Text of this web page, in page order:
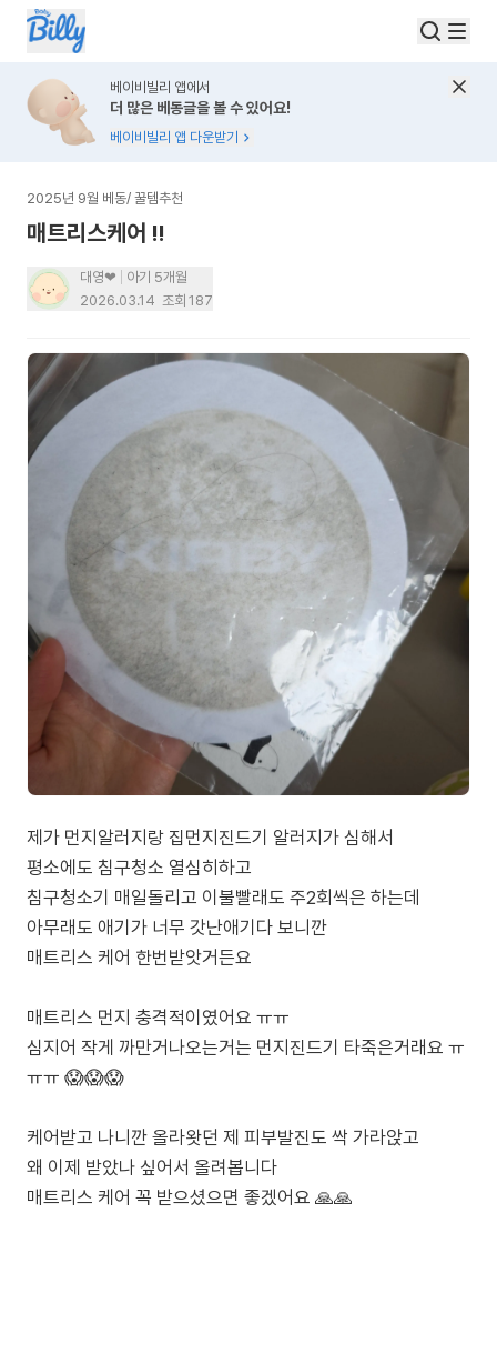
베이비빌리 앱에서
더 많은 베동글을 볼 수 있어요!
베이비빌리 앱 다운받기
2025년 9월 베동/ 꿀템추천
매트리스케어 !!
대영❤
아기 5개월
2026.03.14 조회 187
제가 먼지알러지랑 집먼지진드기 알러지가 심해서
평소에도 침구청소 열심히하고
침구청소기 매일돌리고 이불빨래도 주2회씩은 하는데
아무래도 애기가 너무 갓난애기다 보니깐
매트리스 케어 한번받앗거든요
매트리스 먼지 충격적이였어요 ㅠㅠ
심지어 작게 까만거나오는거는 먼지진드기 타죽은거래요 ㅠ
ㅠㅠ 😱😱😱
케어받고 나니깐 올라왓던 제 피부발진도 싹 가라앉고
왜 이제 받았나 싶어서 올려봅니다
매트리스 케어 꼭 받으셨으면 좋겠어요 🙏🙏